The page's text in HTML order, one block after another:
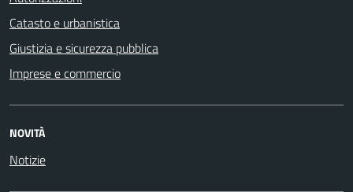
Catasto e urbanistica
Giustizia e sicurezza pubblica
Imprese e commercio
NOVITÀ
Notizie